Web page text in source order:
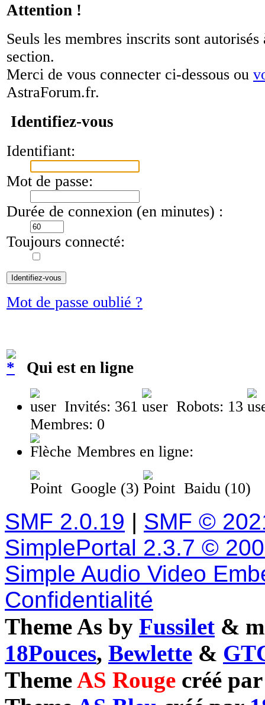
Attention !
Seuls les membres inscrits sont autorisés
section.
Merci de vous connecter ci-dessous ou
AstraForum.fr.
Identifiez-vous
Identifiant:
Mot de passe:
Durée de connexion (en minutes) :
Toujours connecté:
Mot de passe oublié ?
Qui est en ligne
Invités: 361
Robots: 13
Membres: 0
Membres en ligne:
Google (3) Baidu (10)
SMF 2.0.19 | SMF ©
SimplePortal 2.3.7 ©
Simple Audio Video
Confidentialité
Theme As by Fussilet &
18Pouces, Bewlette &
ThemeAS Rouge créé